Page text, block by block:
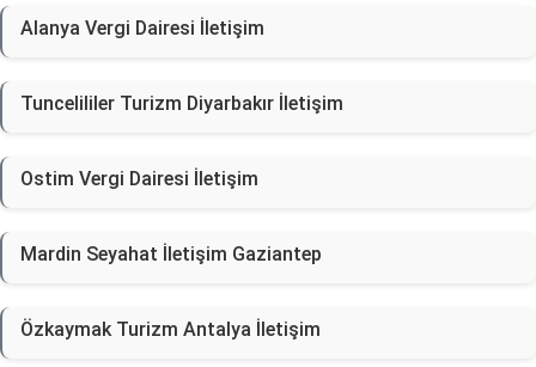
Alanya Vergi Dairesi İletişim
Tuncelililer Turizm Diyarbakır İletişim
Ostim Vergi Dairesi İletişim
Mardin Seyahat İletişim Gaziantep
Özkaymak Turizm Antalya İletişim